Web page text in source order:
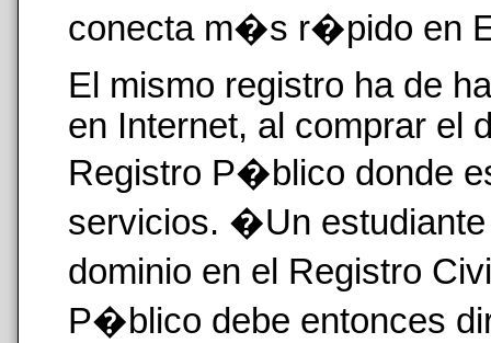
conecta m�s r�pido en
El mismo registro ha de
en Internet, al comprar el
Registro P�blico donde
servicios. �Un
dominio en el Registro
P�blico debe entonces